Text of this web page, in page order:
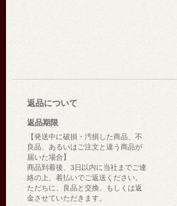
返品について
返品期限
【発送中に破損・汚損した商品、不
良品、あるいはご注文と違う商品が
届いた場合】
商品到着後、3日以内に当社までご連
絡の上、着払いでご返送ください。
ただちに、良品と交換、もしくは返
金させていただきます。